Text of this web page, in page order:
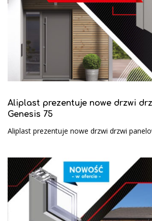
Aliplast prezentuje nowe drzwi
Genesis 75
Aliplast prezentuje nowe drzwi drzwi